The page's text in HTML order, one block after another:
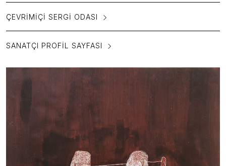
ÇEVRIMIÇI SERGI ODASI
SANATÇI PROFIL SAYFASI